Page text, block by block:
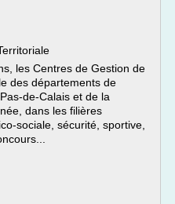
les Centres de Gestion de
des départements de
de-Calais et de la
dans les filières
sociale, sécurité, sportive,